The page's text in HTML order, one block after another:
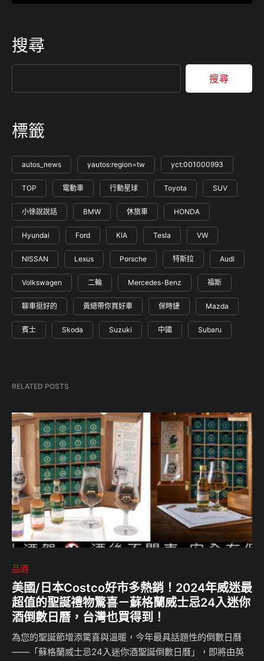
搜尋
搜尋
標籤
autos_news yautos:region=tw yct:001000993
TOP 電動車 行動星球 Toyota SUV
小徐說說話 BMW 休旅車 HONDA
Hyundai Ford KIA Tesla VW
NISSAN Lexus Porsche 特斯拉 Audi
Volkswagen 二輪 Mercedes-Benz 福斯
聊車挺好的 黃總帶你買好車 保時捷 Mazda
賓士 Skoda Suzuki 中國 Subaru
RELATED POSTS
品酒
美國/日本Costco好市多熱銷！2024年威迷最
超值的聖誕禮物驚喜－蘇格蘭威士忌24入迷你
酒倒數日曆，台灣也買得到！
為您的聖誕節增添驚喜與溫暖，今年最具話題性的倒數日曆
——「蘇格蘭威士忌24入迷你酒聖誕倒數日曆」，即將由英